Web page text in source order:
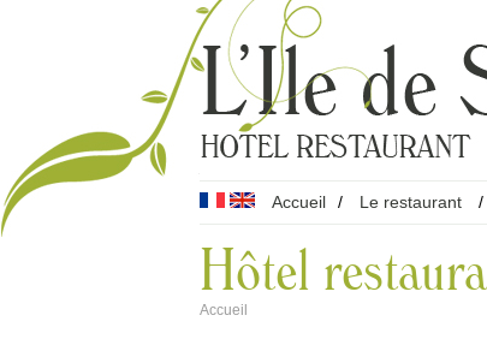
Accueil / Le restaurant /
Hôtel
Accueil